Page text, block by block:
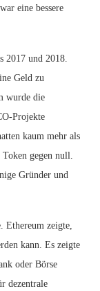
eine bessere
2017 und 2018.
Geld zu
wurde die
kaum mehr als
gegen null.
Gründer und
Ethereum zeigte,
kann. Es zeigte
oder Börse
dezentrale